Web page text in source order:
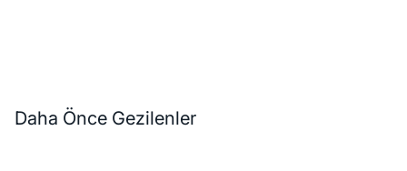
Daha Önce Gezilenler